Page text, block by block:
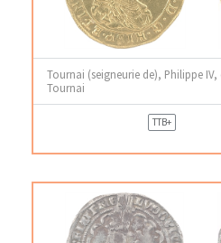
Tournai (seigneurie de), Philippe
Tournai
TTB+